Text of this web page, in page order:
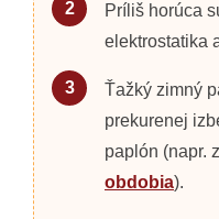
Príliš horúca
elektrostatika
Ťažký zimný
prekurenej
paplón (napr.
obdobia).